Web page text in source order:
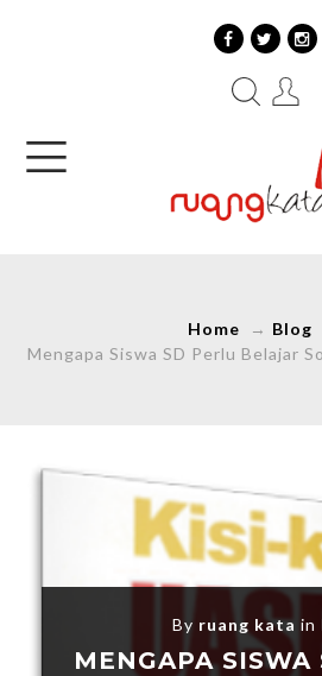
Home → Blog
Mengapa Siswa SD Perlu Belajar
By ruang kata in
MENGAPA SISWA